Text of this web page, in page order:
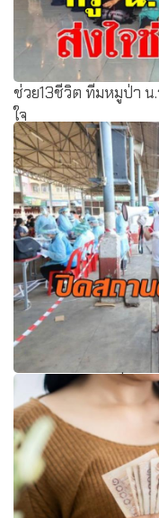
ช่วย13ชีวิต ทีมหมูป่า น
ใจ
จังหวัดปทุมธานี สั่งปิดส
เอกชน โรงเรียนกวดวิ